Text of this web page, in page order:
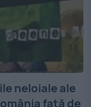
neloiale ale
față de